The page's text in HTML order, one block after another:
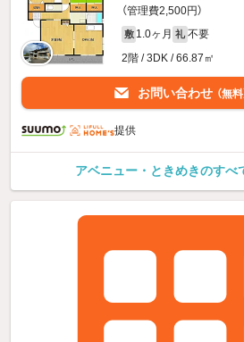
（管理費2,500円）
敷 1.0ヶ月 礼 不要
2階 / 3DK / 66.87㎡
お問い合わせ （無料
提供
アベニュー・ときめきのすべ